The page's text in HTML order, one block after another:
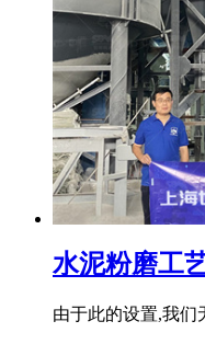
水泥粉磨工
由于此的设置,我们